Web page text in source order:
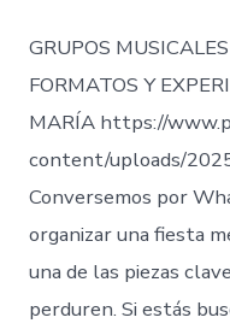
GRUPOS
FORMATOS Y
MARÍA https://
content/uploads/
Conversemos por
organizar una fiesta
una de las piezas
perduren. Si estás